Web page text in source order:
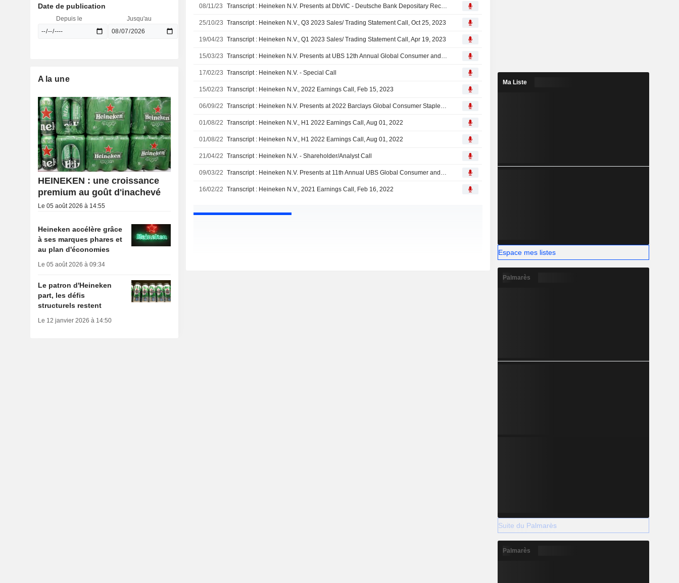
08/11/23 Transcript : Heineken N.V. Presents at DbVIC - Deutsche Bank Depositary Receipts Virtual Investor Conference, Nov-08-2023 09:30 AM
25/10/23 Transcript : Heineken N.V., Q3 2023 Sales/ Trading Statement Call, Oct 25, 2023
19/04/23 Transcript : Heineken N.V., Q1 2023 Sales/ Trading Statement Call, Apr 19, 2023
15/03/23 Transcript : Heineken N.V. Presents at UBS 12th Annual Global Consumer and Retail Conference, Mar-15-2023 08:00 AM
17/02/23 Transcript : Heineken N.V. - Special Call
15/02/23 Transcript : Heineken N.V., 2022 Earnings Call, Feb 15, 2023
06/09/22 Transcript : Heineken N.V. Presents at 2022 Barclays Global Consumer Staples Conference, Sep-06-2022 11:59 AM
01/08/22 Transcript : Heineken N.V., H1 2022 Earnings Call, Aug 01, 2022
01/08/22 Transcript : Heineken N.V., H1 2022 Earnings Call, Aug 01, 2022
21/04/22 Transcript : Heineken N.V. - Shareholder/Analyst Call
09/03/22 Transcript : Heineken N.V. Presents at 11th Annual UBS Global Consumer and Retail Conference, Mar-09-2022 08:00 AM
16/02/22 Transcript : Heineken N.V., 2021 Earnings Call, Feb 16, 2022
Date de publication
Depuis le Jusqu'au
A la une
HEINEKEN : une croissance
premium au goût d'inachevé
Le 05 août 2026 à 14:55
Heineken accélère grâce
à ses marques phares et
au plan d'économies
Le 05 août 2026 à 09:34
Le patron d'Heineken
part, les défis
structurels restent
Le 12 janvier 2026 à 14:50
Ma Liste
Espace mes listes
Palmarès
Suite du Palmarès
Palmarès